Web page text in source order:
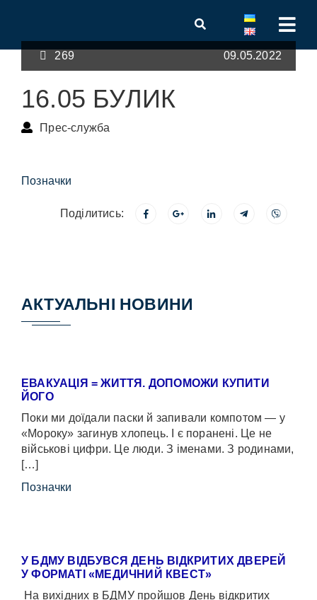
269 09.05.2022
16.05 БУЛИК
Прес-служба
Позначки
Поділитись:
АКТУАЛЬНІ НОВИНИ
ЕВАКУАЦІЯ = ЖИТТЯ. ДОПОМОЖИ КУПИТИ
ЙОГО
Поки ми доїдали паски й запивали компотом — у
«Мороку» загинув хлопець. І є поранені. Це не
військові цифри. Це люди. З іменами. З родинами,
[…]
Позначки
У БДМУ ВІДБУВСЯ ДЕНЬ ВІДКРИТИХ ДВЕРЕЙ
У ФОРМАТІ «МЕДИЧНИЙ КВЕСТ»
На вихідних в БДМУ пройшов День відкритих